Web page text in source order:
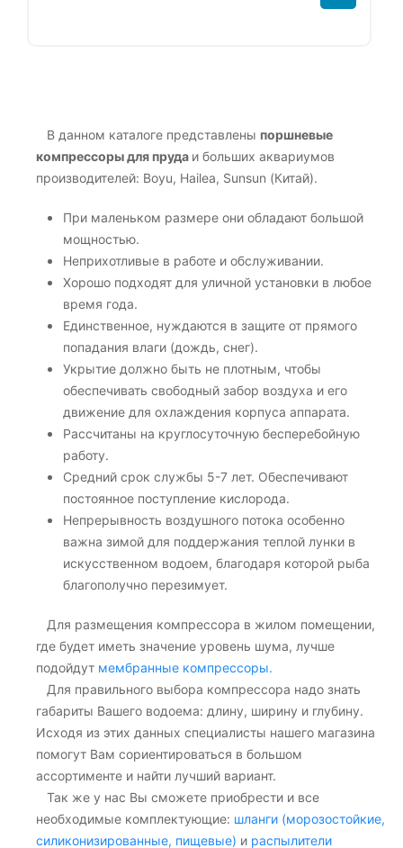
В данном каталоге представлены поршневые
компрессоры для пруда и больших аквариумов
производителей: Boyu, Hailea, Sunsun (Китай).
При маленьком размере они обладают большой
мощностью.
Неприхотливые в работе и обслуживании.
Хорошо подходят для уличной установки в любое
время года.
Единственное, нуждаются в защите от прямого
попадания влаги (дождь, снег).
Укрытие должно быть не плотным, чтобы
обеспечивать свободный забор воздуха и его
движение для охлаждения корпуса аппарата.
Рассчитаны на круглосуточную бесперебойную
работу.
Средний срок службы 5-7 лет. Обеспечивают
постоянное поступление кислорода.
Непрерывность воздушного потока особенно
важна зимой для поддержания теплой лунки в
искусственном водоем, благодаря которой рыба
благополучно перезимует.
Для размещения компрессора в жилом помещении,
где будет иметь значение уровень шума, лучше
подойдут мембранные компрессоры.
Для правильного выбора компрессора надо знать
габариты Вашего водоема: длину, ширину и глубину.
Исходя из этих данных специалисты нашего магазина
помогут Вам сориентироваться в большом
ассортименте и найти лучший вариант.
Так же у нас Вы сможете приобрести и все
необходимые комплектующие: шланги (морозостойкие,
силиконизированные, пищевые) и распылители